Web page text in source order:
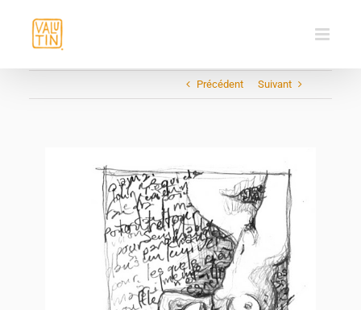
contenu
Précédent Suivant